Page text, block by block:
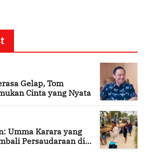
Gelap, Tom
Cinta yang Nyata
Umma Karara yang
Persaudaraan di